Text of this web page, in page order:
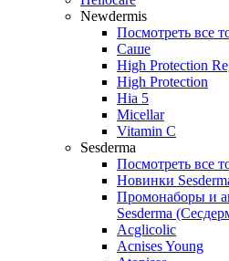
Newdermis
Посмотреть все
Саше
High Protection
High Protection
Hia 5
Micellar
Vitamin C
Sesderma
Посмотреть все
Новинки
Промонаборы и
Sesderma
Acglicolic
Acnises Young